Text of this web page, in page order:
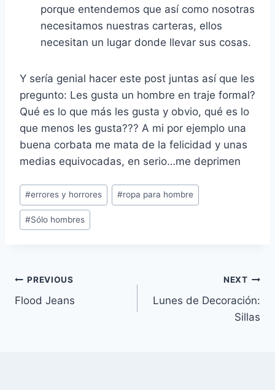
porque entendemos que así como nosotras
necesitamos nuestras carteras, ellos
necesitan un lugar donde llevar sus cosas.
Y sería genial hacer este post juntas así que les
pregunto: Les gusta un hombre en traje formal?
Qué es lo que más les gusta y obvio, qué es lo
que menos les gusta??? A mi por ejemplo una
buena corbata me mata de la felicidad y unas
medias equivocadas, en serio…me deprimen
Post
Tags:
#errores y horrores #ropa para hombre
#Sólo hombres
Navegación
de
PREVIOUS
Flood Jeans
NEXT
Lunes de Decoración:
Sillas